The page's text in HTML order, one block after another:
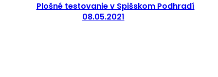
Plošné testovanie v Spišskom Podhradí
08.05.2021